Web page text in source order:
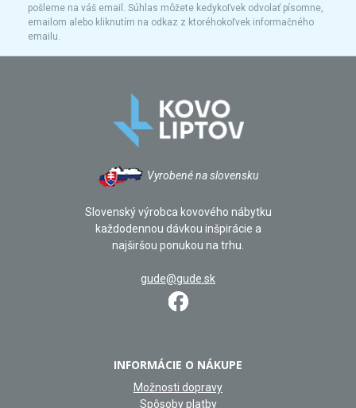
pošleme na váš email. Súhlas môžete kedykoľvek odvolať písomne,
emailom alebo kliknutím na odkaz z ktoréhokoľvek informačného
emailu.
Vyrobené na slovensku
Slovenský výrobca kovového nábytku
každodennou dávkou inšpirácie a
najširšou ponukou na trhu.
gude@gude.sk
INFORMÁCIE O NÁKUPE
Možnosti dopravy
Spôsoby platby